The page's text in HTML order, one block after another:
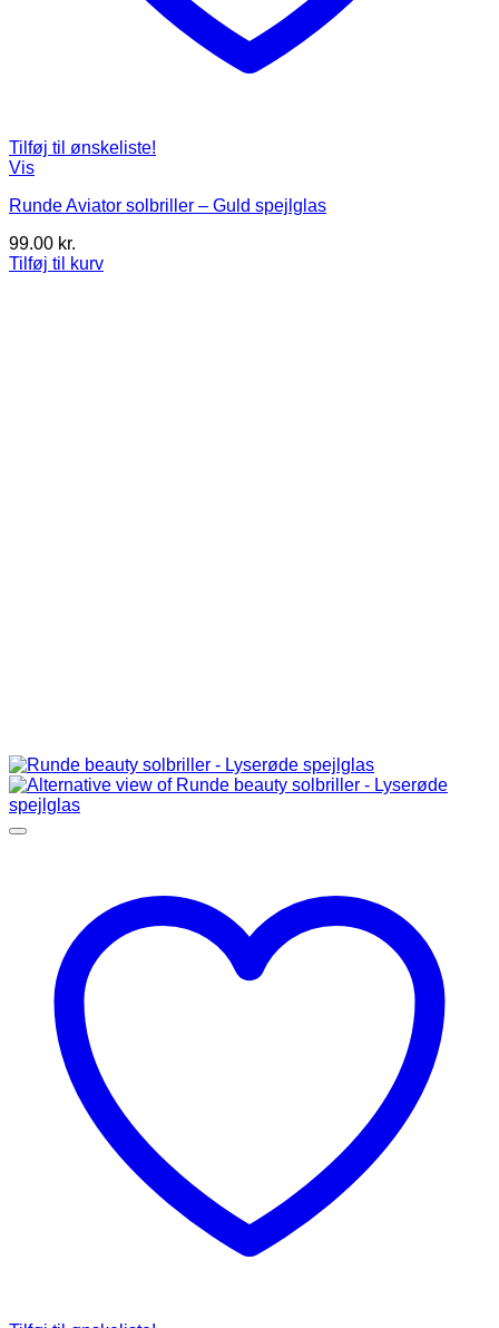
Tilføj til ønskeliste!
Vis
Runde Aviator solbriller – Guld spejlglas
99.00 kr.
Tilføj til kurv